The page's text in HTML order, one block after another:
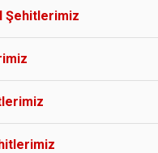
Şehitlerimiz